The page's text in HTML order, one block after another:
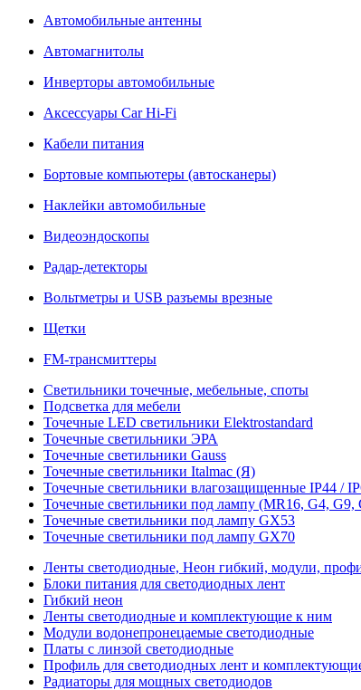
Автомобильные антенны
Автомагнитолы
Инверторы автомобильные
Аксессуары Car Hi-Fi
Кабели питания
Бортовые компьютеры (автосканеры)
Наклейки автомобильные
Видеоэндоскопы
Радар-детекторы
Вольтметры и USB разъемы врезные
Щетки
FM-трансмиттеры
Светильники точечные, мебельные, споты
Подсветка для мебели
Точечные LED светильники Elektrostandard
Точечные светильники ЭРА
Точечные светильники Gauss
Точечные светильники Italmac (Я)
Точечные светильники влагозащищенные IP44 /
Точечные светильники под лампу (MR16, G4, G9,
Точечные светильники под лампу GX53
Точечные светильники под лампу GX70
Ленты светодиодные, Неон гибкий, модули,
Блоки питания для светодиодных лент
Гибкий неон
Ленты светодиодные и комплектующие к ним
Модули водонепронецаемые светодиодные
Платы с линзой светодиодные
Профиль для светодиодных лент и
Радиаторы для мощных светодиодов